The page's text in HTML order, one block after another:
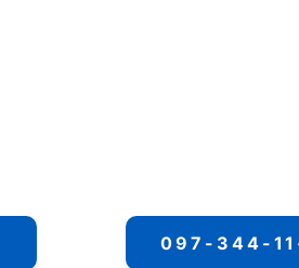
097-344-